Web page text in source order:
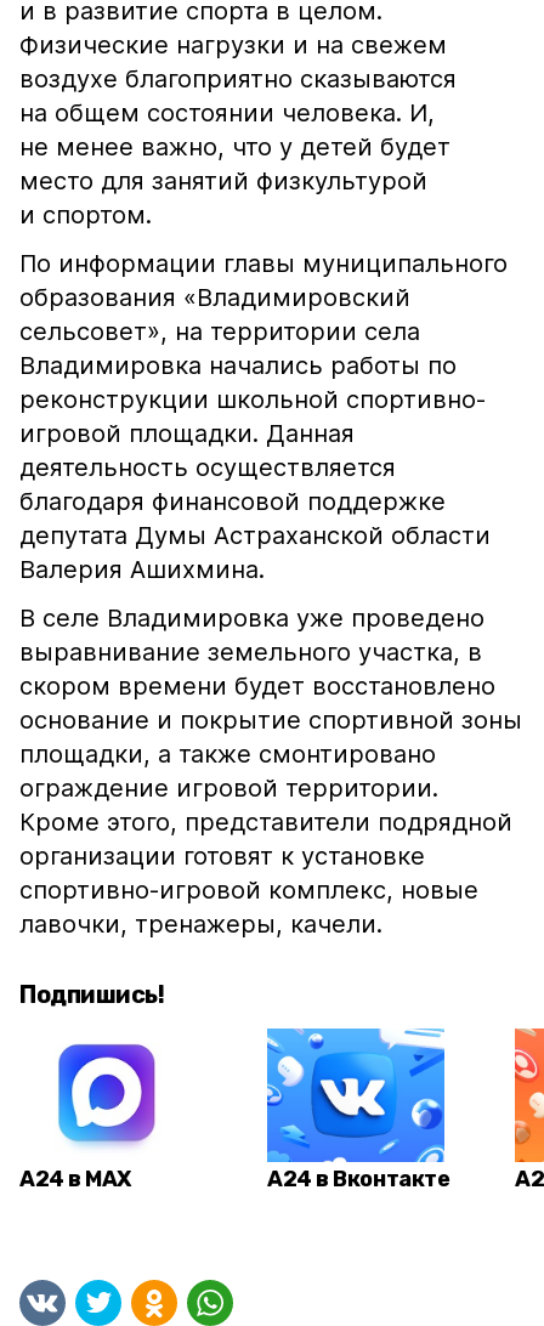
и в развитие спорта в целом.
Физические нагрузки и на свежем
воздухе благоприятно сказываются
на общем состоянии человека. И,
не менее важно, что у детей будет
место для занятий физкультурой
и спортом.
По информации главы муниципального
образования «Владимировский
сельсовет», на территории села
Владимировка начались работы по
реконструкции школьной спортивно-
игровой площадки. Данная
деятельность осуществляется
благодаря финансовой поддержке
депутата Думы Астраханской области
Валерия Ашихмина.
В селе Владимировка уже проведено
выравнивание земельного участка, в
скором времени будет восстановлено
основание и покрытие спортивной зоны
площадки, а также смонтировано
ограждение игровой территории.
Кроме этого, представители подрядной
организации готовят к установке
спортивно-игровой комплекс, новые
лавочки, тренажеры, качели.
Подпишись!
А24 в MAX А24 в Вконтакте